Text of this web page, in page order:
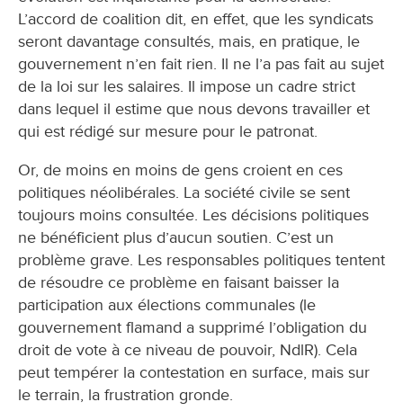
L’accord de coalition dit, en effet, que les syndicats
seront davantage consultés, mais, en pratique, le
gouvernement n’en fait rien. Il ne l’a pas fait au sujet
de la loi sur les salaires. Il impose un cadre strict
dans lequel il estime que nous devons travailler et
qui est rédigé sur mesure pour le patronat.
Or, de moins en moins de gens croient en ces
politiques néolibérales. La société civile se sent
toujours moins consultée. Les décisions politiques
ne bénéficient plus d’aucun soutien. C’est un
problème grave. Les responsables politiques tentent
de résoudre ce problème en faisant baisser la
participation aux élections communales (le
gouvernement flamand a supprimé l’obligation du
droit de vote à ce niveau de pouvoir, NdlR). Cela
peut tempérer la contestation en surface, mais sur
le terrain, la frustration gronde.